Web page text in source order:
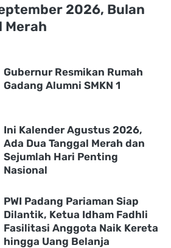
2026, Bulan
Merah
Gubernur Resmikan Rumah
Gadang Alumni SMKN 1
Ini Kalender Agustus 2026,
Ada Dua Tanggal Merah dan
Sejumlah Hari Penting
Nasional
PWI Padang Pariaman Siap
Dilantik, Ketua Idham Fadhli
Fasilitasi Anggota Naik Kereta
hingga Uang Belanja